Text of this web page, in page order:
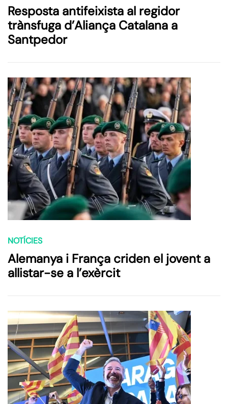
Resposta antifeixista al regidor
trànsfuga d’Aliança Catalana a
Santpedor
NOTÍCIES
Alemanya i França criden el jovent a
allistar-se a l’exèrcit